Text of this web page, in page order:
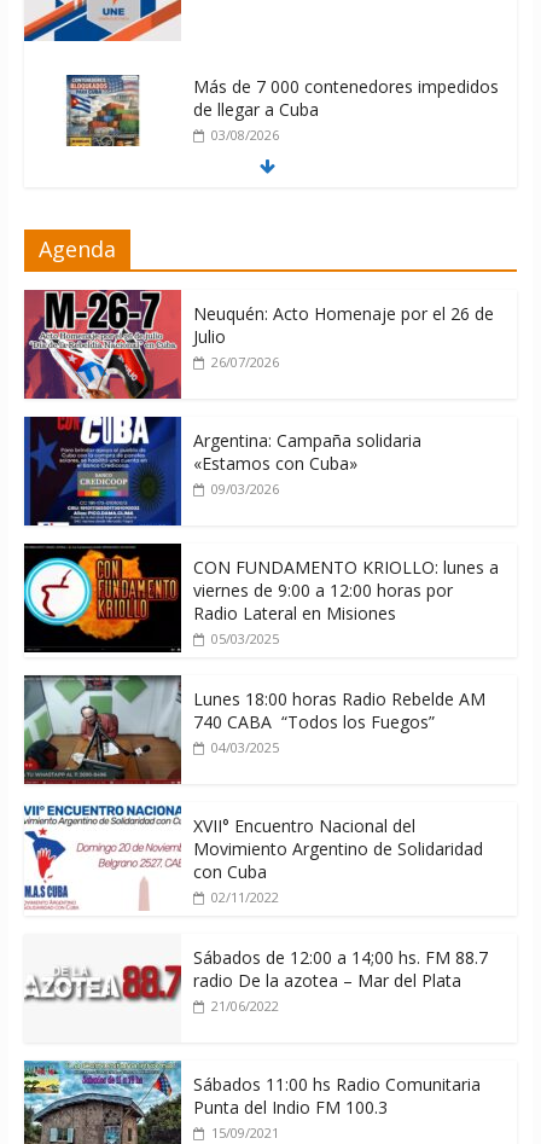
Más de 7 000 contenedores impedidos
de llegar a Cuba
03/08/2026
04/08/2026
Agenda
Neuquén: Acto Homenaje por el 26 de
Julio
26/07/2026
Argentina: Campaña solidaria
«Estamos con Cuba»
09/03/2026
CON FUNDAMENTO KRIOLLO: lunes a
viernes de 9:00 a 12:00 horas por
Radio Lateral en Misiones
05/03/2025
Lunes 18:00 horas Radio Rebelde AM
740 CABA “Todos los Fuegos”
04/03/2025
XVII° Encuentro Nacional del
Movimiento Argentino de Solidaridad
con Cuba
02/11/2022
Sábados de 12:00 a 14;00 hs. FM 88.7
radio De la azotea – Mar del Plata
21/06/2022
Sábados 11:00 hs Radio Comunitaria
Punta del Indio FM 100.3
15/09/2021